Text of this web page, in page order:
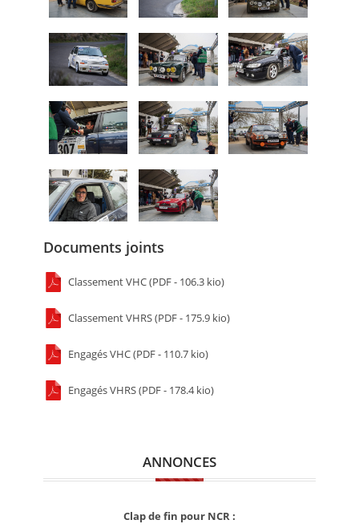
Documents joints
Classement VHC (PDF - 106.3 kio)
Classement VHRS (PDF - 175.9 kio)
Engagés VHC (PDF - 110.7 kio)
Engagés VHRS (PDF - 178.4 kio)
ANNONCES
Clap de fin pour NCR :